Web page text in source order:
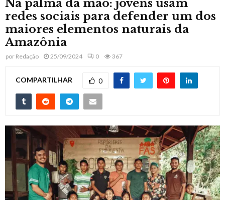
Na palma da mão: jovens usam
redes sociais para defender um dos
maiores elementos naturais da
Amazônia
por Redação 25/09/2024 0 367
COMPARTILHAR 0